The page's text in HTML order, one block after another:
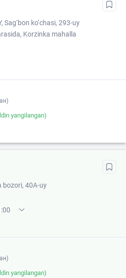
Sag‘bon ko‘chasi, 293-uy
Korzinka mahalla
yangilangan)
bozori, 40A-uy
yangilangan)